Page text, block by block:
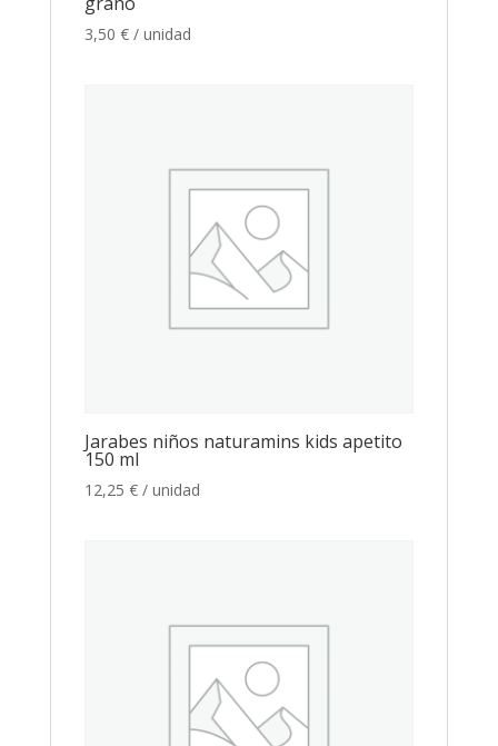
3,50 € / unidad
Jarabes niños naturamins kids apetito
150 ml
12,25 € / unidad